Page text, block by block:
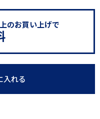
のお買い上げで
入れる